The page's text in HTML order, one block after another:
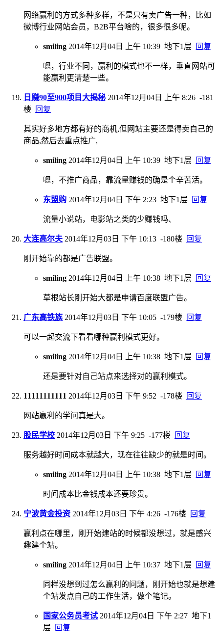
网络赢利的方式多种多样，不是只有卖广告一种，比如
微博行业网站会员，B2B平台啥的，很多很多呢。
smiling 2014年12月04日 上午 10:39 地下1层 回复
嗯，行业不同，赢利的模式也不一样，垂直网站可
能赢利更清楚一些。
日赚90至900项目大揭秘 2014年12月04日 上午 8:26 -181
楼 回复
其实好多地方都有好的商机,但网站主要还是得卖自己的
商品,然后去重点推广,
smiling 2014年12月04日 上午 10:39 地下1层 回复
嗯，不推广商品，靠流量赚钱的确是个辛苦活。
东盟购 2014年12月04日 下午 2:23 地下1层 回复
流量小说站，电影站之类的少赚钱吗、
大连高尔夫 2014年12月03日 下午 10:13 -180楼 回复
刚开始靠的都是广告联盟。
smiling 2014年12月04日 上午 10:38 地下1层 回复
草根站长刚开始大都是申请百度联盟广告。
广东高铁族 2014年12月03日 下午 10:05 -179楼 回复
可以一起交流下看看哪种赢利模式更好。
smiling 2014年12月04日 上午 10:38 地下1层 回复
还是要针对自己站点来选择对的赢利模式。
11111111111 2014年12月03日 下午 9:52 -178楼 回复
网站赢利的学问真是大。
股民学校 2014年12月03日 下午 9:25 -177楼 回复
服务越好时间成本就越大，现在往往缺少的就是时间。
smiling 2014年12月04日 上午 10:38 地下1层 回复
时间成本比金钱成本还要珍贵。
宁波黄金投资 2014年12月03日 下午 4:26 -176楼 回复
赢利点在哪里，刚开始建站的时候都没想过，就是感兴
趣建个站。
smiling 2014年12月04日 上午 10:37 地下1层 回复
同样没想到过怎么赢利的问题，刚开始也就是想建
个站发点自己的工作生活，做个笔记。
国家公务员考试 2014年12月04日 下午 2:27 地下1
层
回复